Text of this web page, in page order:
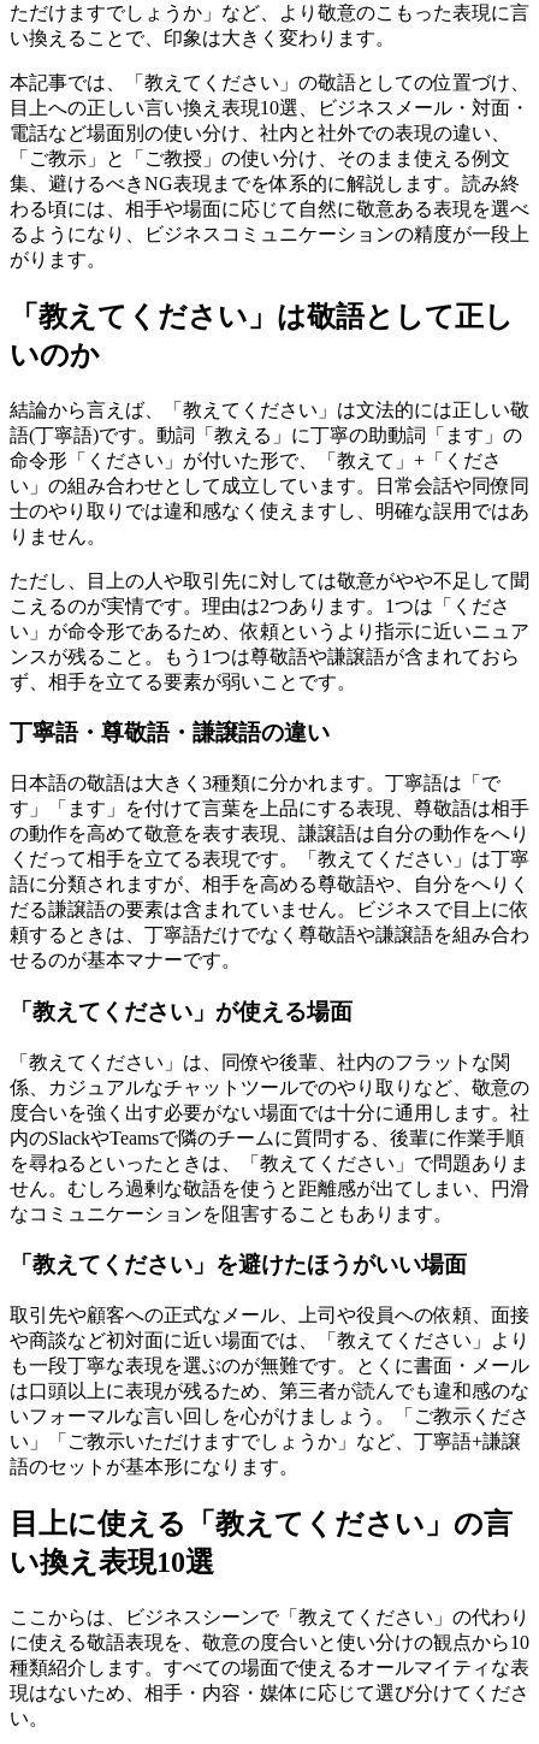
ただけますでしょうか」など、より敬意のこもった表現に言
い換えることで、印象は大きく変わります。
本記事では、「教えてください」の敬語としての位置づけ、
目上への正しい言い換え表現10選、ビジネスメール・対面・
電話など場面別の使い分け、社内と社外での表現の違い、
「ご教示」と「ご教授」の使い分け、そのまま使える例文
集、避けるべきNG表現までを体系的に解説します。読み終
わる頃には、相手や場面に応じて自然に敬意ある表現を選べ
るようになり、ビジネスコミュニケーションの精度が一段上
がります。
「教えてください」は敬語として正し
いのか
結論から言えば、「教えてください」は文法的には正しい敬
語(丁寧語)です。動詞「教える」に丁寧の助動詞「ます」の
命令形「ください」が付いた形で、「教えて」+「くださ
い」の組み合わせとして成立しています。日常会話や同僚同
士のやり取りでは違和感なく使えますし、明確な誤用ではあ
りません。
ただし、目上の人や取引先に対しては敬意がやや不足して聞
こえるのが実情です。理由は2つあります。1つは「くださ
い」が命令形であるため、依頼というより指示に近いニュア
ンスが残ること。もう1つは尊敬語や謙譲語が含まれておら
ず、相手を立てる要素が弱いことです。
丁寧語・尊敬語・謙譲語の違い
日本語の敬語は大きく3種類に分かれます。丁寧語は「で
す」「ます」を付けて言葉を上品にする表現、尊敬語は相手
の動作を高めて敬意を表す表現、謙譲語は自分の動作をへり
くだって相手を立てる表現です。「教えてください」は丁寧
語に分類されますが、相手を高める尊敬語や、自分をへりく
だる謙譲語の要素は含まれていません。ビジネスで目上に依
頼するときは、丁寧語だけでなく尊敬語や謙譲語を組み合わ
せるのが基本マナーです。
「教えてください」が使える場面
「教えてください」は、同僚や後輩、社内のフラットな関
係、カジュアルなチャットツールでのやり取りなど、敬意の
度合いを強く出す必要がない場面では十分に通用します。社
内のSlackやTeamsで隣のチームに質問する、後輩に作業手順
を尋ねるといったときは、「教えてください」で問題ありま
せん。むしろ過剰な敬語を使うと距離感が出てしまい、円滑
なコミュニケーションを阻害することもあります。
「教えてください」を避けたほうがいい場面
取引先や顧客への正式なメール、上司や役員への依頼、面接
や商談など初対面に近い場面では、「教えてください」より
も一段丁寧な表現を選ぶのが無難です。とくに書面・メール
は口頭以上に表現が残るため、第三者が読んでも違和感のな
いフォーマルな言い回しを心がけましょう。「ご教示くださ
い」「ご教示いただけますでしょうか」など、丁寧語+謙譲
語のセットが基本形になります。
目上に使える「教えてください」の言
い換え表現10選
ここからは、ビジネスシーンで「教えてください」の代わり
に使える敬語表現を、敬意の度合いと使い分けの観点から10
種類紹介します。すべての場面で使えるオールマイティな表
現はないため、相手・内容・媒体に応じて選び分けてくださ
い。